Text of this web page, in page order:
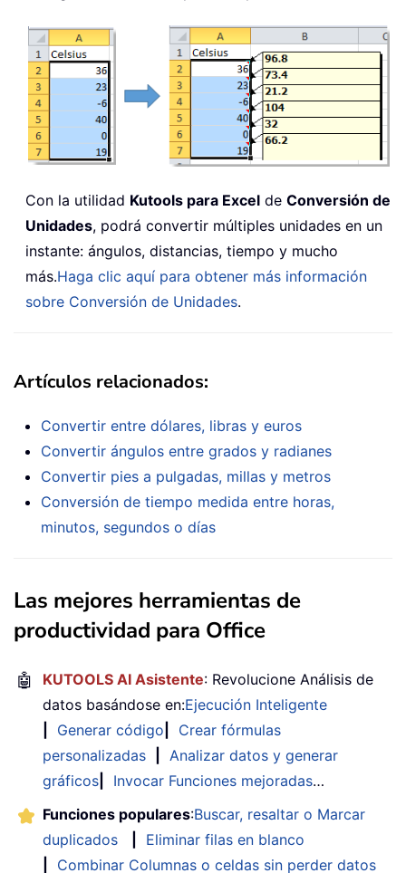
Con la utilidad Kutools para Excel de Conversión de
Unidades, podrá convertir múltiples unidades en un
instante: ángulos, distancias, tiempo y mucho
más.Haga clic aquí para obtener más información
sobre Conversión de Unidades.
Artículos relacionados:
Convertir entre dólares, libras y euros
Convertir ángulos entre grados y radianes
Convertir pies a pulgadas, millas y metros
Conversión de tiempo medida entre horas,
minutos, segundos o días
Las mejores herramientas de
productividad para Office
🤖 KUTOOLS AI Asistente: Revolucione Análisis de
datos basándose en:Ejecución Inteligente
Generar código
Crear fórmulas
personalizadas
Analizar datos y generar
gráficos
Invocar Funciones mejoradas…
Funciones populares:Buscar, resaltar o Marcar
duplicados
Eliminar filas en blanco
Combinar Columnas o celdas sin perder datos